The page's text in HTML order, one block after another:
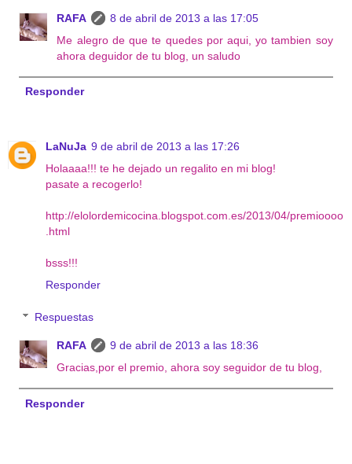
RAFA
8 de abril de 2013 a las 17:05
Me alegro de que te quedes por aqui, yo tambien soy
ahora deguidor de tu blog, un saludo
Responder
LaNuJa 9 de abril de 2013 a las 17:26
Holaaaa!!! te he dejado un regalito en mi blog!
pasate a recogerlo!
http://elolordemicocina.blogspot.com.es/2013/04/premioooo
.html
bsss!!!
Responder
Respuestas
RAFA
9 de abril de 2013 a las 18:36
Gracias,por el premio, ahora soy seguidor de tu blog,
Responder